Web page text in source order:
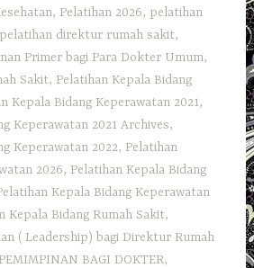
, Pelatihan 2026, pelatihan
pelatihan direktur rumah sakit,
Primer bagi Para Dokter Umum,
Sakit, Pelatihan Kepala Bidang
Kepala Bidang Keperawatan 2021,
Keperawatan 2021 Archives,
Keperawatan 2022, Pelatihan
2026, Pelatihan Kepala Bidang
Kepala Bidang Keperawatan
Kepala Bidang Rumah Sakit,
( Leadership) bagi Direktur Rumah
BAGI DOKTER,